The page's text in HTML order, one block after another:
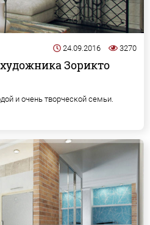
24.09.2016 3270
Зорикто
и очень творческой семьи.